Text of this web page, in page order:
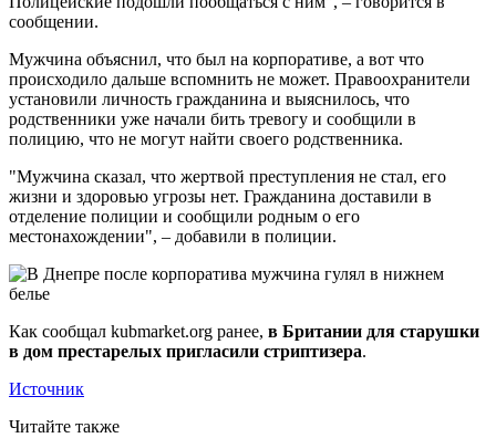
сообщении.
Мужчина объяснил, что был на корпоративе, а вот что
происходило дальше вспомнить не может. Правоохранители
установили личность гражданина и выяснилось, что
родственники уже начали бить тревогу и сообщили в
полицию, что не могут найти своего родственника.
"Мужчина сказал, что жертвой преступления не стал, его
жизни и здоровью угрозы нет. Гражданина доставили в
отделение полиции и сообщили родным о его
местонахождении", – добавили в полиции.
Как сообщал kubmarket.org ранее, в Британии для старушки
в дом престарелых пригласили стриптизера.
Источник
Читайте также